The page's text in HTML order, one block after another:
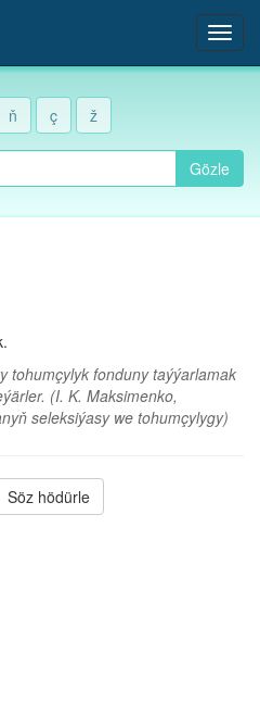
ň ç ž
Gözle
tohumçylyk fonduny taýýarlamak
(I. K. Maksimenko,
seleksiýasy we tohumçylygy)
Söz hödürle